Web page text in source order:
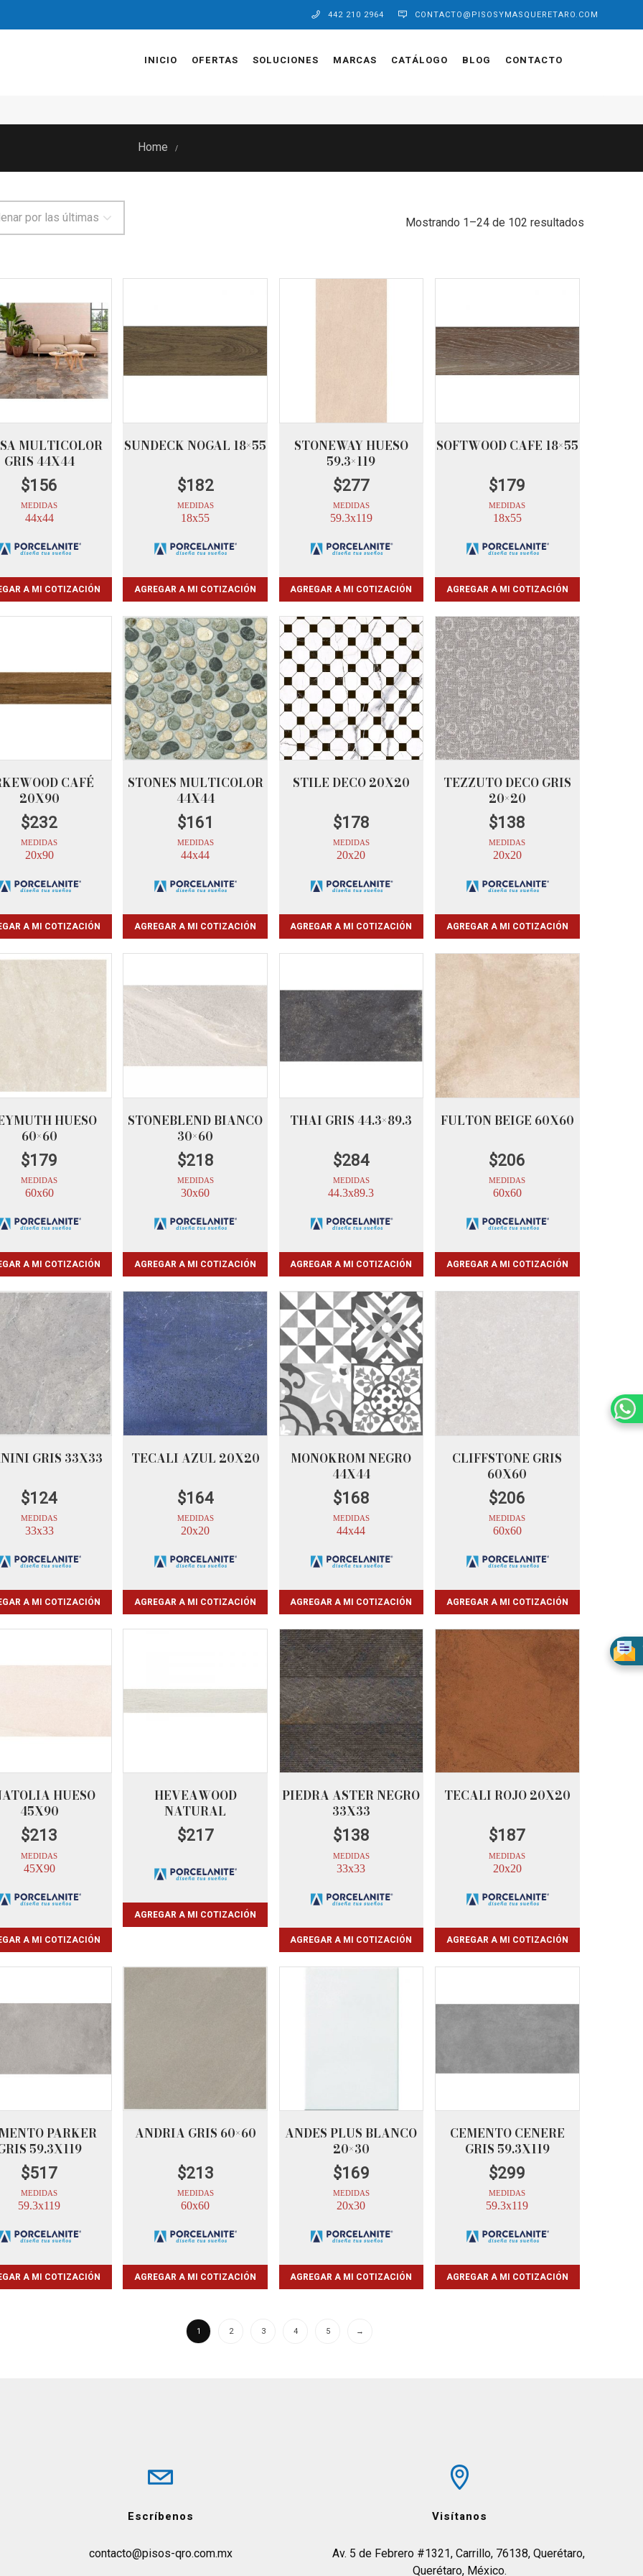
442 210 2964 CONTACTO@PISOSYMASQUERETARO.COM
INICIO OFERTAS SOLUCIONES MARCAS CATÁLOGO BLOG CONTACTO
Home /
Mostrando 1–24 de 102 resultados
por las últimas
MULTICOLOR
GRIS 44X44
$156
MEDIDAS
44x44
A MI COTIZACIÓN
SUNDECK NOGAL 18×55
$182
MEDIDAS
18x55
AGREGAR A MI COTIZACIÓN
STONEWAY HUESO
59.3×119
$277
MEDIDAS
59.3x119
AGREGAR A MI COTIZACIÓN
SOFTWOOD CAFE 18×55
$179
MEDIDAS
18x55
AGREGAR A MI COTIZACIÓN
CAFÉ
20X90
$232
MEDIDAS
20x90
A MI COTIZACIÓN
STONES MULTICOLOR
44X44
$161
MEDIDAS
44x44
AGREGAR A MI COTIZACIÓN
STILE DECO 20X20
$178
MEDIDAS
20x20
AGREGAR A MI COTIZACIÓN
TEZZUTO DECO GRIS
20×20
$138
MEDIDAS
20x20
AGREGAR A MI COTIZACIÓN
HUESO
60×60
$179
MEDIDAS
60x60
A MI COTIZACIÓN
STONEBLEND BIANCO
30×60
$218
MEDIDAS
30x60
AGREGAR A MI COTIZACIÓN
THAI GRIS 44.3×89.3
$284
MEDIDAS
44.3x89.3
AGREGAR A MI COTIZACIÓN
FULTON BEIGE 60X60
$206
MEDIDAS
60x60
AGREGAR A MI COTIZACIÓN
GRIS 33X33
$124
MEDIDAS
33x33
A MI COTIZACIÓN
TECALI AZUL 20X20
$164
MEDIDAS
20x20
AGREGAR A MI COTIZACIÓN
MONOKROM NEGRO
44X44
$168
MEDIDAS
44x44
AGREGAR A MI COTIZACIÓN
CLIFFSTONE GRIS
60X60
$206
MEDIDAS
60x60
AGREGAR A MI COTIZACIÓN
HUESO
45X90
$213
MEDIDAS
45X90
A MI COTIZACIÓN
HEVEAWOOD
NATURAL
$217
AGREGAR A MI COTIZACIÓN
PIEDRA ASTER NEGRO
33X33
$138
MEDIDAS
33x33
AGREGAR A MI COTIZACIÓN
TECALI ROJO 20X20
$187
MEDIDAS
20x20
AGREGAR A MI COTIZACIÓN
PARKER
59.3X119
$517
MEDIDAS
59.3x119
A MI COTIZACIÓN
ANDRIA GRIS 60×60
$213
MEDIDAS
60x60
AGREGAR A MI COTIZACIÓN
ANDES PLUS BLANCO
20×30
$169
MEDIDAS
20x30
AGREGAR A MI COTIZACIÓN
CEMENTO CENERE
GRIS 59.3X119
$299
MEDIDAS
59.3x119
AGREGAR A MI COTIZACIÓN
1 2 3 4 5 →
Escríbenos
contacto@pisos-qro.com.mx
Visítanos
Av. 5 de Febrero #1321, Carrillo, 76138, Querétaro,
Querétaro, México.